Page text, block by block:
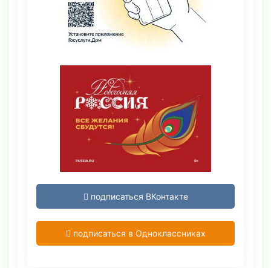
подписаться ВКонтакте
подписаться в Одноклассниках